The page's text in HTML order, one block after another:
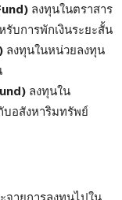
ลงทุนในตราสาร
บการพักเงินระยะสั้น
ลงทุนในหน่วยลงทุน
ลงทุนใน
บอสังหาริมทรัพย์